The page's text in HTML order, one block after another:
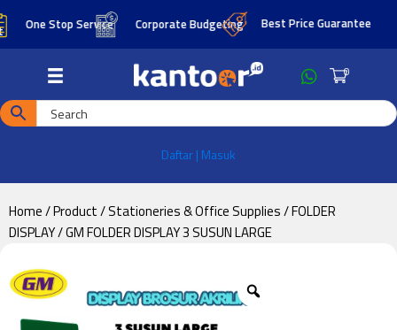
Skip
to
content
Skip
to
One Stop Service Corporate Budgeting Best Price Guarantee
0
Daftar | Masuk
Home/Product/Stationeries & Office Supplies/FOLDER
DISPLAY/ GM FOLDER DISPLAY 3 SUSUN LARGE